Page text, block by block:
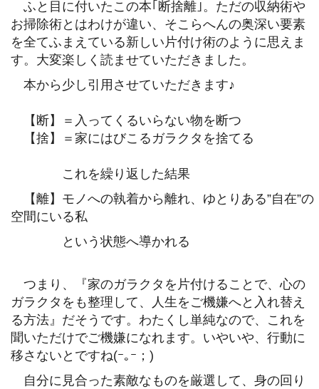
ふと目に付いたこの本｢断捨離｣。ただの収納術や
お掃除術とはわけが違い、そこらへんの奥深い要素
を全てふまえている新しい片付け術のように思えま
す。大変楽しく読ませていただきました。
本から少し引用させていただきます♪
【断】＝入ってくるいらない物を断つ
【捨】＝家にはびこるガラクタを捨てる
これを繰り返した結果
【離】モノへの執着から離れ、ゆとりある”自在”の
空間にいる私
という状態へ導かれる
つまり、『家のガラクタを片付けることで、心の
ガラクタをも整理して、人生をご機嫌へと入れ替え
る方法』だそうです。わたくし単純なので、これを
聞いただけでご機嫌になれます。いやいや、行動に
移さないとですね(ｰ｡ｰ；)
自分に見合った素敵なものを厳選して、身の回り